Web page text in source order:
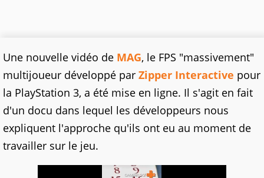
Une nouvelle vidéo de MAG, le FPS "massivement"
multijoueur développé par Zipper Interactive pour
la PlayStation 3, a été mise en ligne. Il s'agit en fait
d'un docu dans lequel les développeurs nous
expliquent l'approche qu'ils ont eu au moment de
travailler sur le jeu.